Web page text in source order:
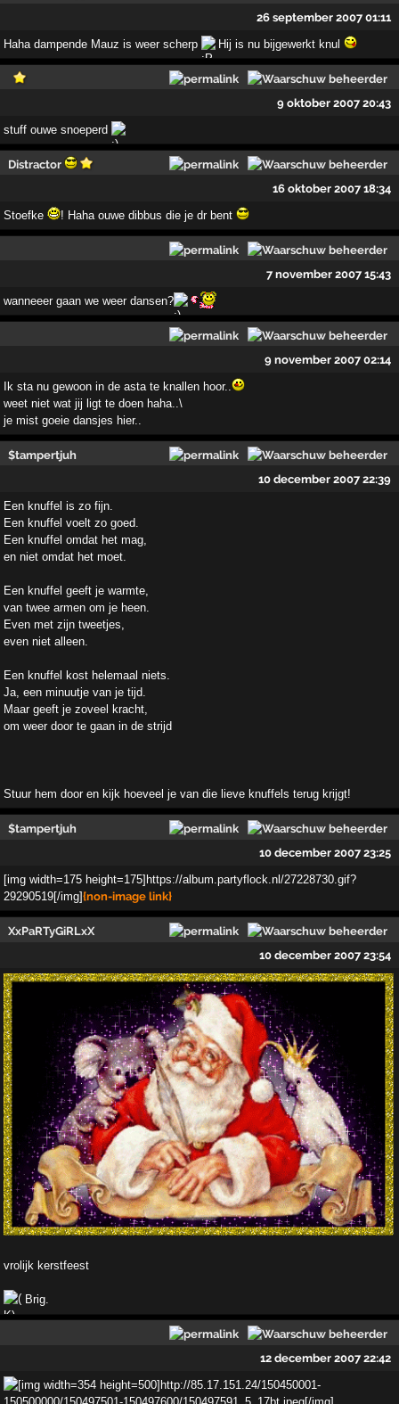
26 september 2007 01:11
Haha dampende Mauz is weer scherp Hij is nu bijgewerkt knul
9 oktober 2007 20:43
stuff ouwe snoeperd
Distractor
16 oktober 2007 18:34
Stoefke ! Haha ouwe dibbus die je dr bent
7 november 2007 15:43
wanneeer gaan we weer dansen?
9 november 2007 02:14
Ik sta nu gewoon in de asta te knallen hoor..
weet niet wat jij ligt te doen haha..\
je mist goeie dansjes hier..
$tampertjuh
10 december 2007 22:39
Een knuffel is zo fijn.
Een knuffel voelt zo goed.
Een knuffel omdat het mag,
en niet omdat het moet.
Een knuffel geeft je warmte,
van twee armen om je heen.
Even met zijn tweetjes,
even niet alleen.
Een knuffel kost helemaal niets.
Ja, een minuutje van je tijd.
Maar geeft je zoveel kracht,
om weer door te gaan in de strijd
Stuur hem door en kijk hoeveel je van die lieve knuffels terug krijgt!
$tampertjuh
10 december 2007 23:25
[img width=175 height=175]https://album.partyflock.nl/27228730.gif?
29290519[/img]{non-image link}
XxPaRTyGiRLxX
10 december 2007 23:54
vrolijk kerstfeest
Brig.
12 december 2007 22:42